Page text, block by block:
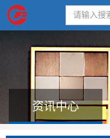
资讯中心